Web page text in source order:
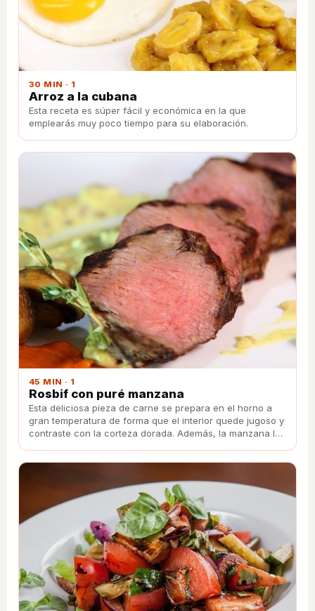
30 MIN · 1
Arroz a la cubana
Esta receta es súper fácil y económica en la que
emplearás muy poco tiempo para su elaboración.
45 MIN · 1
Rosbif con puré manzana
Esta deliciosa pieza de carne se prepara en el horno a
gran temperatura de forma que el interior quede jugoso y
contraste con la corteza dorada. Además, la manzana le